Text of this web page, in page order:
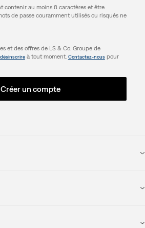
contenir au moins 8 caractères et être
de passe couramment utilisés ou risqués ne
et des offres de LS & Co. Groupe de
désinscrireà tout moment. Contactez-nouspour
Créer un compte